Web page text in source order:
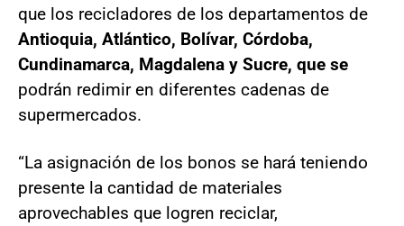
que los recicladores de los departamentos de
Antioquia, Atlántico, Bolívar, Córdoba,
Cundinamarca, Magdalena y Sucre, que se
podrán redimir en diferentes cadenas de
supermercados.
“La asignación de los bonos se hará teniendo
presente la cantidad de materiales
aprovechables que logren reciclar,